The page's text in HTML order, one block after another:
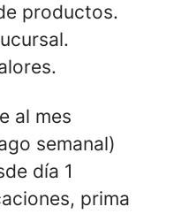
productos.
al mes
semanal)
día 1
prima